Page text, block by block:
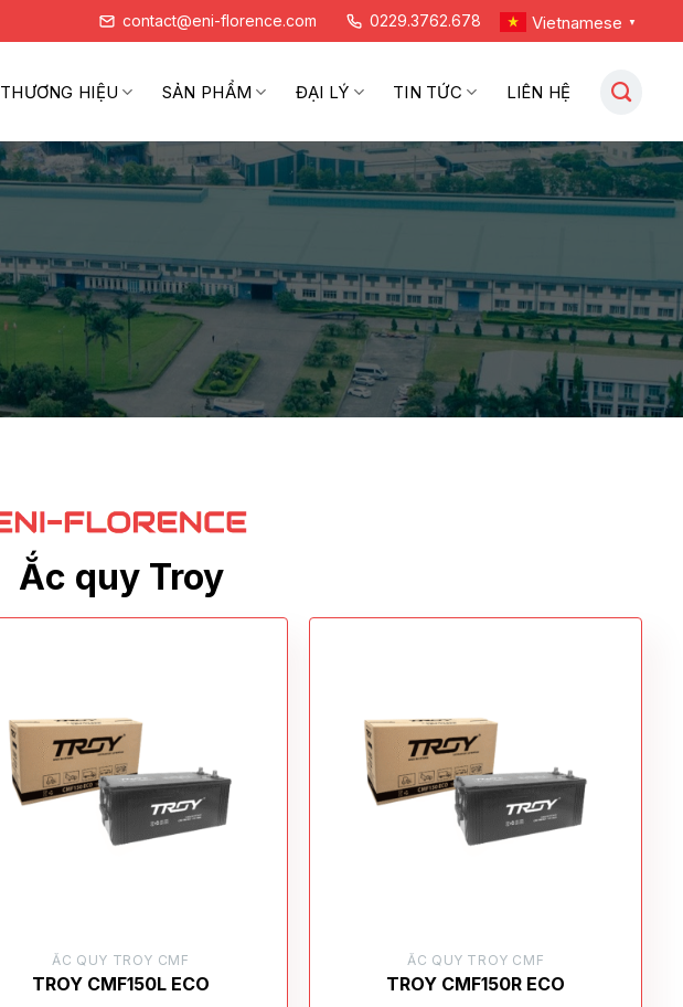
contact@eni-florence.com 0229.3762.678 Vietnamese ▼
THƯƠNG HIỆU SẢN PHẨM ĐẠI LÝ TIN TỨC LIÊN HỆ
Ắc quy Troy
ẮC QUY TROY CMF
TROY CMF150L ECO
ẮC QUY TROY CMF
TROY CMF150R ECO